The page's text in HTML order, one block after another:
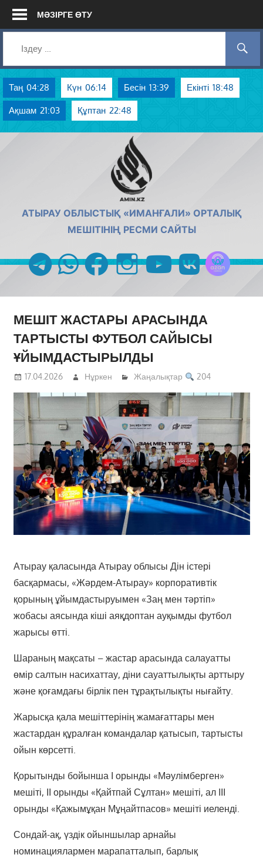
Skip
МӘЗІРГЕ ӨТУ
Таң 04:28 Күн 06:14 Бесін 13:39 Екінті 18:48
Ақшам 21:03 Құптан 22:48
АТЫРАУ ОБЛЫСТЫҚ «ИМАНҒАЛИ» ОРТАЛЫҚ
МЕШІТІНІҢ РЕСМИ САЙТЫ
telegramwhatsappfacebookinstagramyoutubevk
МЕШІТ ЖАСТАРЫ АРАСЫНДА
ТАРТЫСТЫ ФУТБОЛ САЙЫСЫ
ҰЙЫМДАСТЫРЫЛДЫ
17.04.2026 Нұркен Жаңалықтар 204
Атырау қаласында Атырау облысы Дін істері
басқармасы, «Жәрдем-Атырау» корпоративтік
қорының ұйымдастыруымен «Заң мен тәртіп»
жобасы аясында кіші аяқдоптан ауқымды футбол
жарысы өтті.
Шараның мақсаты – жастар арасында салауатты
өмір салтын насихаттау, діни сауаттылықты арттыру
және қоғамдағы бірлік пен тұрақтылықты нығайту.
Жарысқа қала мешіттерінің жамағаттары мен
жастардан құралған командалар қатысып, тартысты
ойын көрсетті.
Қорытынды бойынша І орынды «Мәулімберген»
мешіті, ІІ орынды «Қайтпай Сұлтан» мешіті, ал ІІІ
орынды «Қажымұқан Мұңайтпасов» мешіті иеленді.
Сондай-ақ, үздік ойыншылар арнайы
номинациялармен марапатталып, барлық